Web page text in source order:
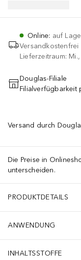
Online: auf
Versandkostenfrei
Lieferzeitraum:
Douglas-Filiale
Filialverfügbarkeit
Versand durch
Die Preise in
unterscheiden.
PRODUKTDETAILS
ANWENDUNG
INHALTSSTOFFE